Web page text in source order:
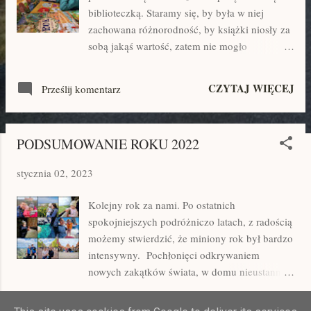
biblioteczką. Staramy się, by była w niej
zachowana różnorodność, by książki niosły za
sobą jakąś wartość, zatem nie mogło
praktycznie codziennie, spędzamy około 2
godzin na czytaniu książek. Dziś pokażemy
Znajdziecie tutaj zarówno te dla maluchów jak
"ŻUBR POMPIK" - TOMASZ SAMOJLIK Jeśli
pragnie przekazać swoim własnym dzieciom w
przystępny sposób wiedzę na temat przyrody i
wymyśla młodego, ciekawskiego żubra, a
następnie opowiada o nim swoim pociechom
do snu to nie trzeba żadnej innej recenzji.
Warto także zwrócić uwagę, że Tomasz
Prześlij komentarz CZYTAJ WIĘCEJ
PODSUMOWANIE ROKU 2022
stycznia 02, 2023
Kolejny rok za nami. Po ostatnich
spokojniejszych podróżniczo latach, z radością
możemy stwierdzić, że miniony rok był bardzo
intensywny. Pochłonięci odkrywaniem
nowych zakątków świata, w domu nieustannie
przepakowywaliśmy walizki. Ta intensywność
nas zapędzała, motywowała. Z czystym